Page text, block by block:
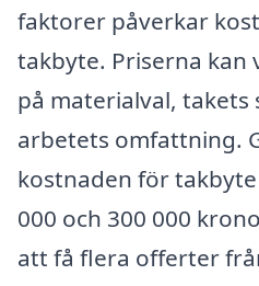
faktorer påverkar
takbyte. Priserna kan
på materialval, takets
arbetets omfattning.
kostnaden för
000 och 300 000
att få flera offerter